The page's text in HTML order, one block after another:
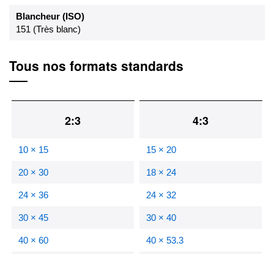
Blancheur (ISO)
151 (Très blanc)
Tous nos formats standards
2:3
10 × 15
20 × 30
24 × 36
30 × 45
40 × 60
4:3
15 × 20
18 × 24
24 × 32
30 × 40
40 × 53.3